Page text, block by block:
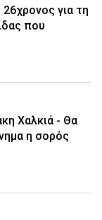
για τη
που
Χαλκιά - Θα
η σορός